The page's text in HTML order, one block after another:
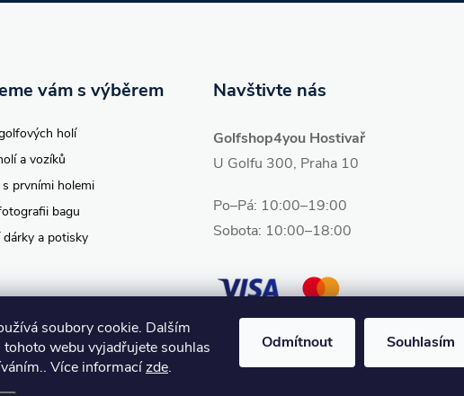
soubory cookie. Dalším
webu vyjadřujete souhlas
Více informacízde.
Odmítnout Souhlasím
Navštivte nás
Golfshop4you Hostivař
U Golfu 300, Praha 10
Po–Pá: 10:00–19:00
Sobota: 10:00–18:00
vám s výběrem
holí
a vozíků
prvními holemi
bagu
dárky a potisky